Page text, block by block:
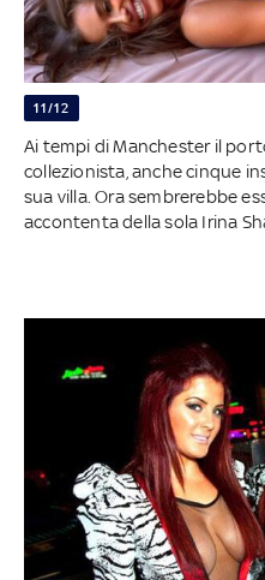
11/12
Ai tempi di Manchester il
collezionista, anche cinque
sua villa. Ora sembrerebbe
accontenta della sola Irina